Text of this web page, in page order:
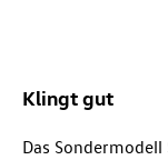
Klingt gut
Das